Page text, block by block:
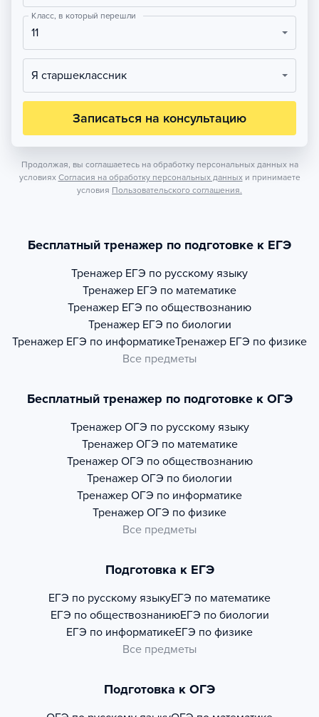
Класс, в который перешли
11
Я старшеклассник
Записаться на консультацию
Продолжая, вы соглашаетесь на обработку персональных данных на
условиях Согласия на обработку персональных данных и принимаете
условия Пользовательского соглашения.
Бесплатный тренажер по подготовке к ЕГЭ
Тренажер ЕГЭ по русскому языку
Тренажер ЕГЭ по математике
Тренажер ЕГЭ по обществознанию
Тренажер ЕГЭ по биологии
Тренажер ЕГЭ по информатикеТренажер ЕГЭ по физике
Все предметы
Бесплатный тренажер по подготовке к ОГЭ
Тренажер ОГЭ по русскому языку
Тренажер ОГЭ по математике
Тренажер ОГЭ по обществознанию
Тренажер ОГЭ по биологии
Тренажер ОГЭ по информатике
Тренажер ОГЭ по физике
Все предметы
Подготовка к ЕГЭ
ЕГЭ по русскому языкуЕГЭ по математике
ЕГЭ по обществознаниюЕГЭ по биологии
ЕГЭ по информатикеЕГЭ по физике
Все предметы
Подготовка к ОГЭ